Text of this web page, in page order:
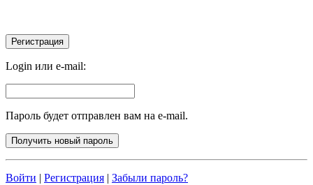
Login или e-mail:
Пароль будет отправлен вам на e-mail.
Войти | Регистрация | Забыли пароль?